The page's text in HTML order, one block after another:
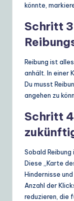
könnte,
Schritt
Reibung ist
anhält. In einer
Du musst
angehen zu
Schritt
Sobald
Diese „Karte
Hindernisse
Anzahl der
reduzieren, die